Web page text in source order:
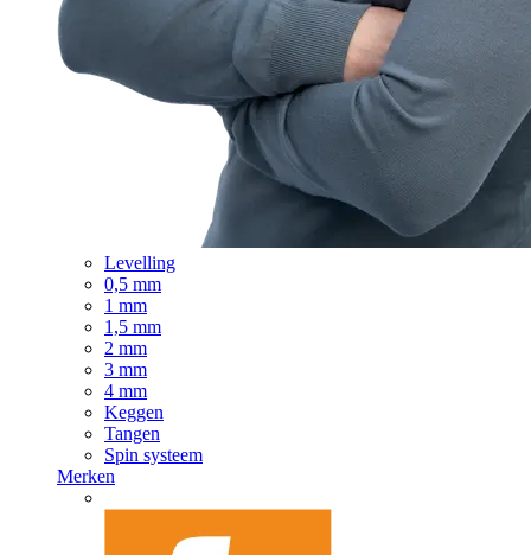
Levelling
0,5 mm
1 mm
1,5 mm
2 mm
3 mm
4 mm
Keggen
Tangen
Spin systeem
Merken